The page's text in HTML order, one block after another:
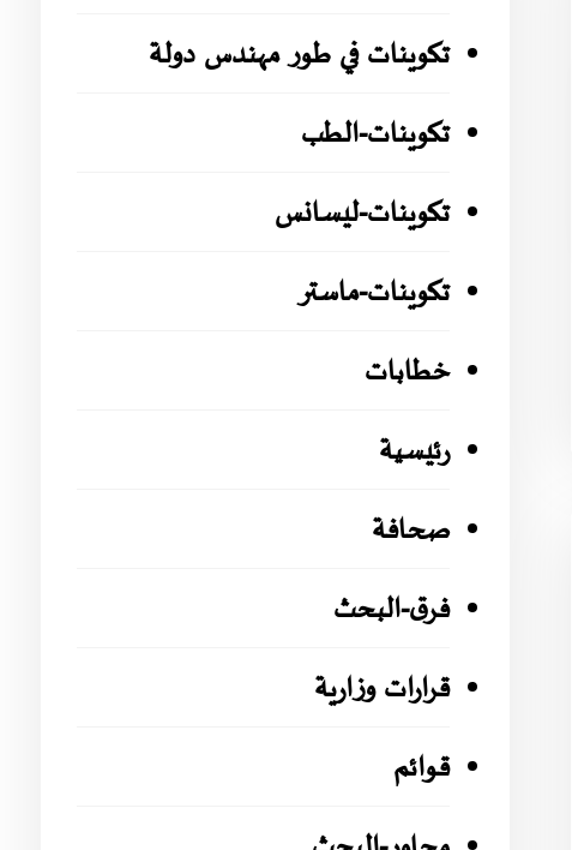
تكوينات في طور مهندس دولة
تكوينات-الطب
تكوينات-ليسانس
تكوينات-ماستر
خطابات
رئيسية
صحافة
فرق-البحث
قرارات وزارية
قوائم